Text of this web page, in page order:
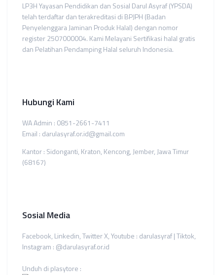
LP3H Yayasan Pendidikan dan Sosial Darul Asyraf (YPSDA)
telah terdaftar dan terakreditasi di BPJPH (Badan
Penyelenggara Jaminan Produk Halal) dengan nomor
register 2507000004. Kami Melayani Sertifikasi halal gratis
dan Pelatihan Pendamping Halal seluruh Indonesia.
Hubungi Kami
WA Admin : 0851-2661-7411
Email : darulasyraf.or.id@gmail.com
Kantor : Sidonganti, Kraton, Kencong, Jember, Jawa Timur
(68167)
Sosial Media
Facebook, Linkedin, Twitter X, Youtube : darulasyraf | Tiktok,
Instagram : @darulasyraf.or.id
Unduh di plasytore :